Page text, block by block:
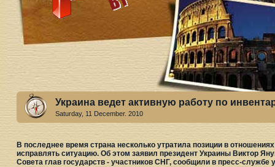
Украина ведет активную работу по
Saturday, 11 December. 2010
В последнее время страна несколько утратила позиции в
исправлять ситуацию. Об этом заявил президент Украины Виктор
Совета глав государств - участников СНГ, сообщили в пресс-службе